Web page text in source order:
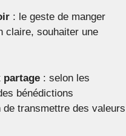
: le geste de manger
claire, souhaiter une
partage : selon les
bénédictions
transmettre des valeurs